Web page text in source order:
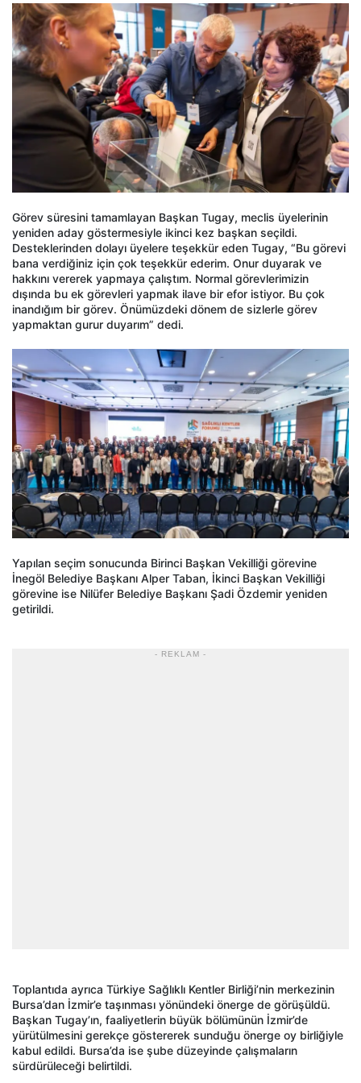
Görev süresini tamamlayan Başkan Tugay, meclis üyelerinin
yeniden aday göstermesiyle ikinci kez başkan seçildi.
Desteklerinden dolayı üyelere teşekkür eden Tugay, “Bu görevi
bana verdiğiniz için çok teşekkür ederim. Onur duyarak ve
hakkını vererek yapmaya çalıştım. Normal görevlerimizin
dışında bu ek görevleri yapmak ilave bir efor istiyor. Bu çok
inandığım bir görev. Önümüzdeki dönem de sizlerle görev
yapmaktan gurur duyarım” dedi.
Yapılan seçim sonucunda Birinci Başkan Vekilliği görevine
İnegöl Belediye Başkanı Alper Taban, İkinci Başkan Vekilliği
görevine ise Nilüfer Belediye Başkanı Şadi Özdemir yeniden
getirildi.
- REKLAM -
Toplantıda ayrıca Türkiye Sağlıklı Kentler Birliği’nin merkezinin
Bursa’dan İzmir’e taşınması yönündeki önerge de görüşüldü.
Başkan Tugay’ın, faaliyetlerin büyük bölümünün İzmir’de
yürütülmesini gerekçe göstererek sunduğu önerge oy birliğiyle
kabul edildi. Bursa’da ise şube düzeyinde çalışmaların
sürdürüleceği belirtildi.